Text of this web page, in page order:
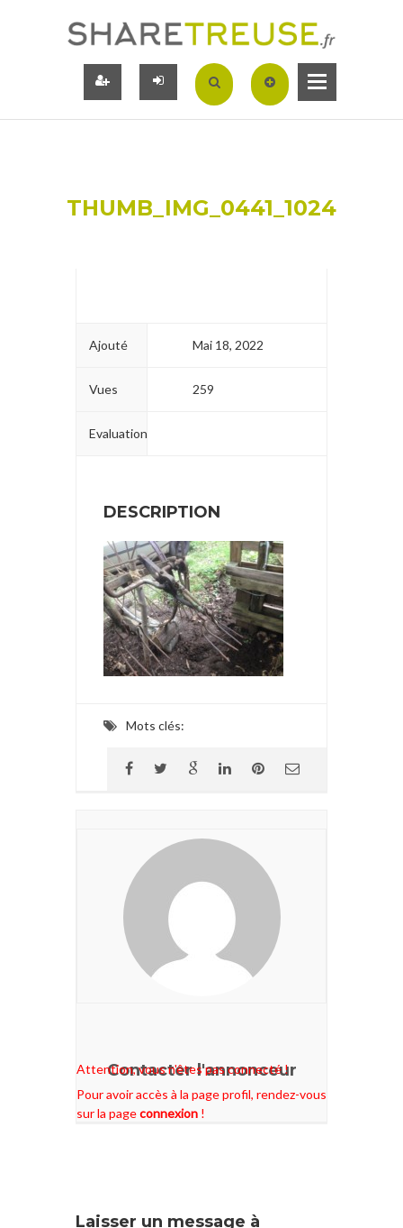
THUMB_IMG_0441_1024
Ajouté Mai 18, 2022
Vues 259
Evaluation
DESCRIPTION
Mots clés:
Contacter l'annonceur
Attention, vous n'êtes pas connecté !
Pour avoir accès à la page profil, rendez-vous
sur la pageconnexion !
Laisser un message à